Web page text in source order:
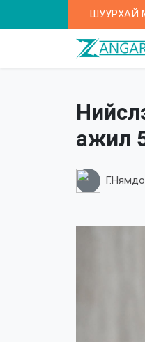
ШУУРХАЙ
ажил